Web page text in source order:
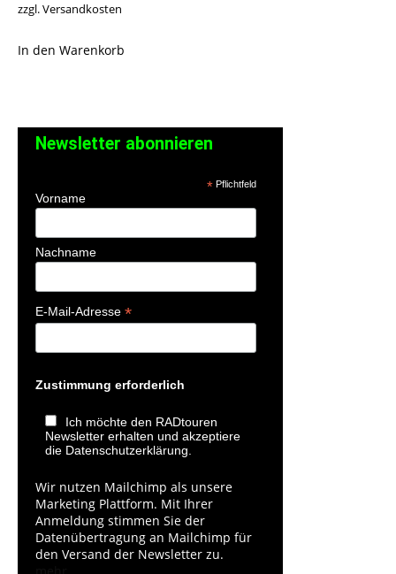
zzgl.Versandkosten
In den Warenkorb
Newsletter abonnieren
*Pflichtfeld
Vorname
Nachname
E-Mail-Adresse *
Zustimmung erforderlich
Ich möchte den RADtouren
Newsletter erhalten und akzeptiere
die Datenschutzerklärung.
Wir nutzen Mailchimp als unsere
Marketing Plattform. Mit Ihrer
Anmeldung stimmen Sie der
Datenübertragung an Mailchimp für
den Versand der Newsletter zu.